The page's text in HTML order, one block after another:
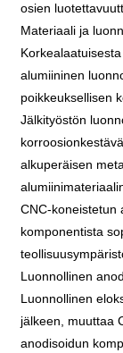
osien
Materiaali ja
alumiininen
poikkeuksellisen
Jälkityöstön
alkuperäisen
CNC-koneistetun
komponentista
Luonnollinen
Luonnollinen
jälkeen, muuttaa
anodisoidun